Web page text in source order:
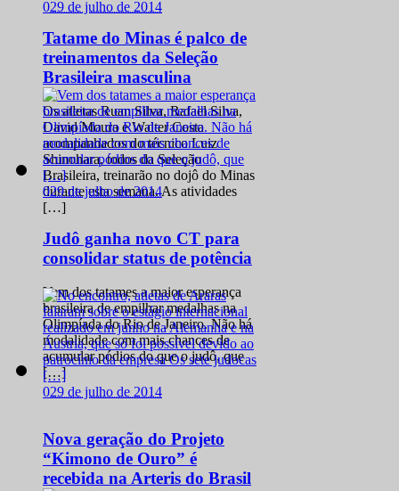
029 de julho de 2014
Tatame do Minas é palco de
treinamentos da Seleção
Brasileira masculina
Os atletas Ruan Silva, Rafael Silva,
David Moura e Walter Costa
acompanhados do técnico Luiz
Shinohara, todos da Seleção
Brasileira, treinarão no dojô do Minas
durante esta semana. As atividades
[…]
029 de julho de 2014
Judô ganha novo CT para
consolidar status de potência
Vem dos tatames a maior esperança
brasileira de empilhar medalhas na
Olimpíada do Rio de Janeiro. Não há
modalidade com mais chances de
acumular pódios do que o judô, que
[…]
029 de julho de 2014
Nova geração do Projeto
“Kimono de Ouro” é
recebida na Arteris do Brasil